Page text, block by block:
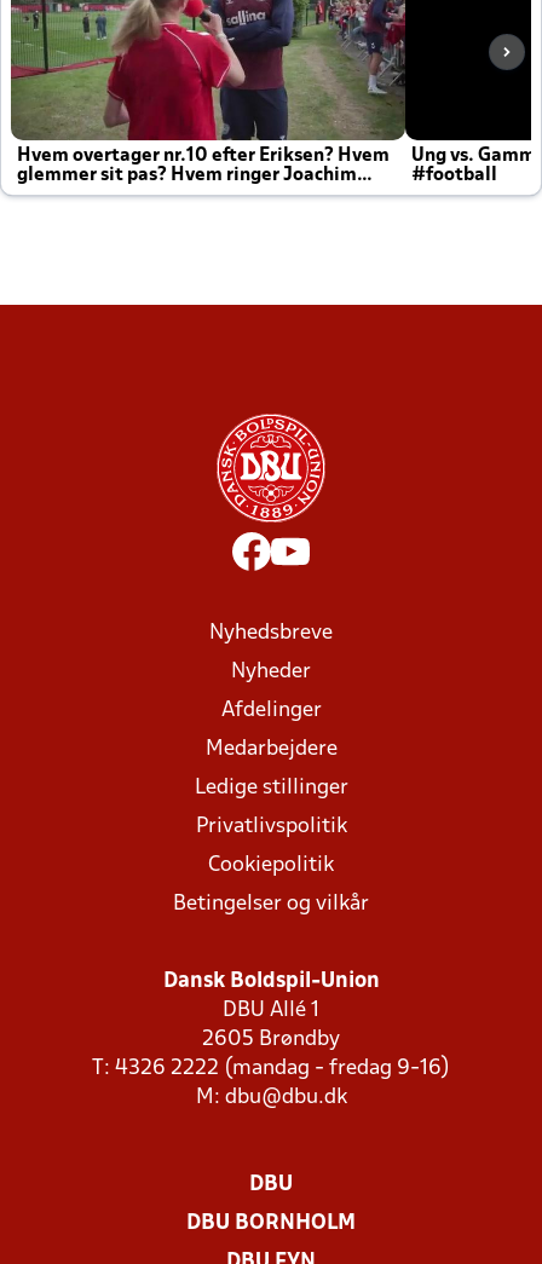
Hvem overtager nr.10 efter Eriksen? Hvem
glemmer sit pas? Hvem ringer Joachim
altid til efter kampe?
Ung vs.
#football
Nyhedsbreve
Nyheder
Afdelinger
Medarbejdere
Ledige stillinger
Privatlivspolitik
Cookiepolitik
Betingelser og vilkår
Dansk Boldspil-Union
DBU Allé 1
2605 Brøndby
T: 4326 2222 (mandag - fredag 9-16)
M: dbu@dbu.dk
DBU
DBU BORNHOLM